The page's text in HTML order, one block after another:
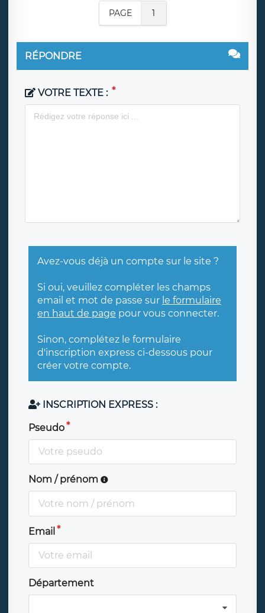
PAGE 1
RÉPONDRE
VOTRE TEXTE :
Avez-vous déjà un compte sur le site ?
Si oui, veuillez compléter les champs
email et mot de passe sur le formulaire
en haut de page pour vous connecter.
Sinon, complétez le formulaire
d'inscription express ci-dessous pour
créer votre compte.
INSCRIPTION EXPRESS :
Pseudo
Nom / prénom
Email
Département